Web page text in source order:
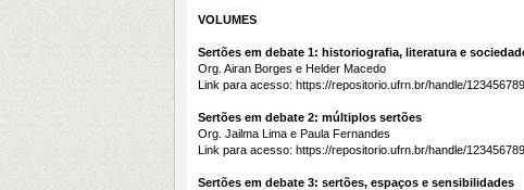
VOLUMES
Sertões em debate 1: historiografia, literatura e
Org. Airan Borges e Helder Macedo
Link para acesso: https://repositorio.ufrn.br/handle/
Sertões em debate 2: múltiplos sertões
Org. Jailma Lima e Paula Fernandes
Link para acesso: https://repositorio.ufrn.br/handle/
Sertões em debate 3: sertões, espaços e sensibilidades